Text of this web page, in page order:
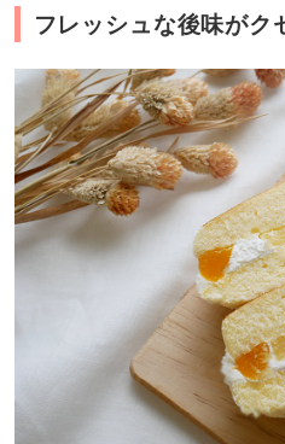
フレッシュな後味がク